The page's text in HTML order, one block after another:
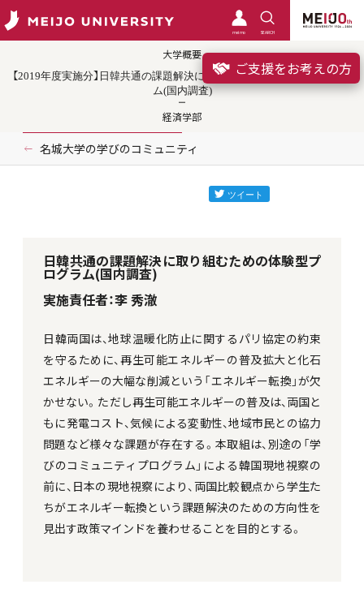
meimo SEARCH
ご支援をお考えの方
大学概要
【2019年度実施分】日韓共通の課題解決に取り組むための体験型プログラ
ム(国内調査)
経済学部
名城大学の学びのコミュニティ
日韓共通の課題解決に取り組むための体験型プ
ログラム(国内調査)
実施責任者：李 秀澈
日韓両国は、地球温暖化防止に関するパリ協定の約束
を守るために、再生可能エネルギーの普及拡大と化石
エネルギーの大幅な削減という「エネルギー転換」が欠
かせない。ただし再生可能エネルギーの普及は、両国と
もに発電コスト、気候による変動性、地域市民との協力
問題など様々な課題が存在する。本取組は、別途の「学
びのコミュニティプログラム」による韓国現地視察の
前に、日本の現地視察により、両国比較観点から学生た
ちがエネルギー転換という課題解決のための方向性を
見出す政策マインドを養わせることを目的とする。